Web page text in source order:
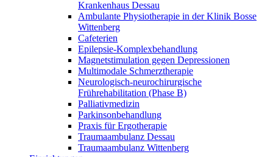
Krankenhaus Dessau
Ambulante Physiotherapie in der Klinik Bosse
Wittenberg
Cafeterien
Epilepsie-Komplexbehandlung
Magnetstimulation gegen Depressionen
Multimodale Schmerztherapie
Neurologisch-neurochirurgische
Frührehabilitation (Phase B)
Palliativmedizin
Parkinsonbehandlung
Praxis für Ergotherapie
Traumaambulanz Dessau
Traumaambulanz Wittenberg